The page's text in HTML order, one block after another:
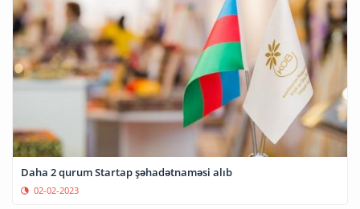
Daha 2 qurum Startap şəhadətnaməsi alıb
02-02-2023